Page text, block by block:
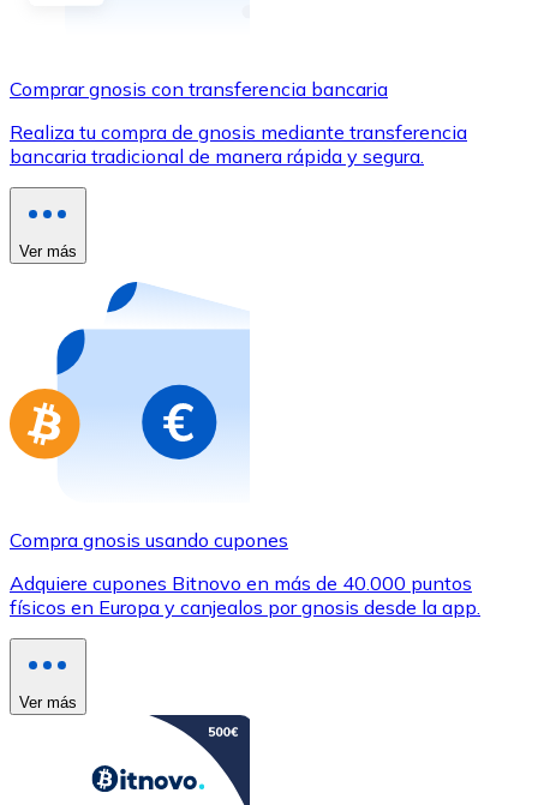
Utiliza tarjetas Visa y Mastercard para comprar
Comprar con tarjeta
Compra tarjetas regalo de tus marcas favoritas con
Ir a la tienda de tarjetas regalo
Comprar gnosis con transferencia bancaria
Realiza tu compra de gnosis mediante transferencia
bancaria tradicional de manera rápida y segura.
Ver más
Compra gnosis usando cupones
Adquiere cupones Bitnovo en más de 40.000 puntos
físicos en Europa y canjealos por gnosis desde la app.
Ver más